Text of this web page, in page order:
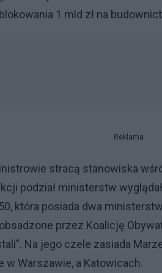
1 mld zł na
Reklama
stracą stanowiska
podział ministerstw
która posiada dwa
przez Koalicję
Na jego czele zasiada
Warszawie, a Katowicach.